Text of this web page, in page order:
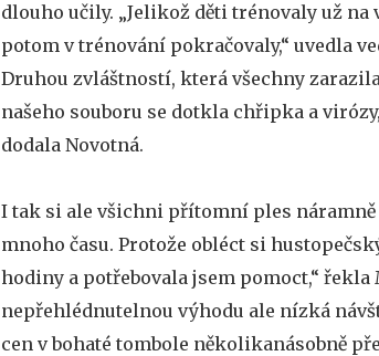
dlouho učily. „Jelikož děti trénovaly už
potom v trénování pokračovaly,“ uvedla
Druhou zvláštností, která všechny
našeho souboru se dotkla chřipka a
dodala Novotná.
I tak si ale všichni přítomní ples
mnoho času. Protože obléct si
hodiny a potřebovala jsem pomoct,“ řekla
nepřehlédnutelnou výhodu ale nízká
cen v bohaté tombole několikanásobně